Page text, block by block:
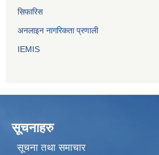
सिफारिस
अनलाइन नागरिकता प्रणाली
IEMIS
सूचनाहरु
सूचना तथा समाचार